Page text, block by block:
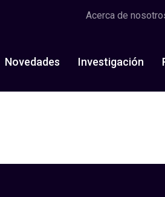
Acerca de
Novedades Investigación